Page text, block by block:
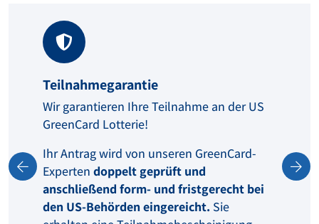
Teilnahmegarantie
Wir garantieren Ihre Teilnahme an der US
GreenCard Lotterie!
Ihr Antrag wird von unseren GreenCard-
Experten doppelt geprüft und
anschließend form- und fristgerecht bei
den US-Behörden eingereicht. Sie